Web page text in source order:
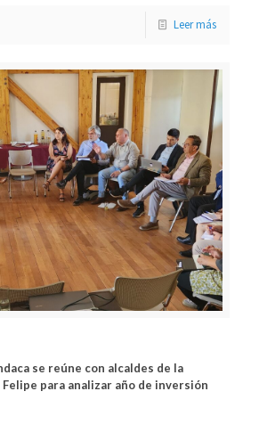
Leer más
se reúne con alcaldes de la
para analizar año de inversión